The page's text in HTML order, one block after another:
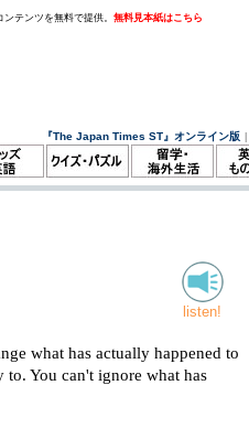
テンツを無料で提供。 無料見本紙はこちら
『The Japan Times ST』オンライン版
listen!
what has actually happened to
You can't ignore what has